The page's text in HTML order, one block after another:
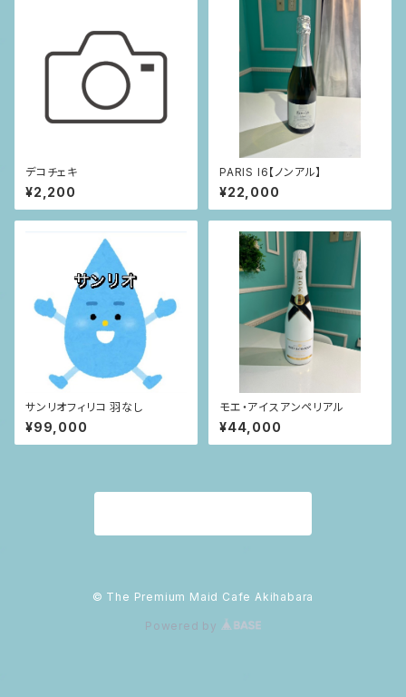
デコチェキ
¥2,200
PARIS I6【ノンアル】
¥22,000
サンリオフィリコ 羽なし
¥99,000
モエ・アイスアンペリアル
¥44,000
© The Premium Maid Cafe Akihabara
Powered by